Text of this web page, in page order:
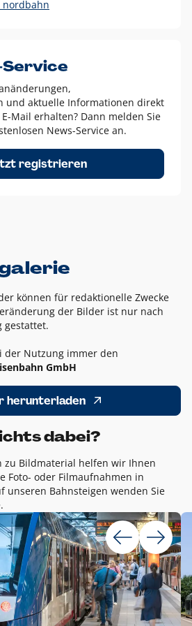
dürfen nur in Ausnahmefällen
Beispiel:
Fotohintergründen,
reine Schwarz-Weiß-Umsetzungen
ein Schutzraum von jeweils einer
AKN in alle Richtungen
nordbahn
Service
und aktuelle Informationen direkt
Mail erhalten? Dann melden Sie
News-Service an.
registrieren
können für redaktionelle Zwecke
der Bilder ist nur nach
gestattet.
der Nutzung immer den
GmbH
herunterladen
dabei?
zu Bildmaterial helfen wir Ihnen
Foto- oder Filmaufnahmen in
unseren Bahnsteigen wenden Sie